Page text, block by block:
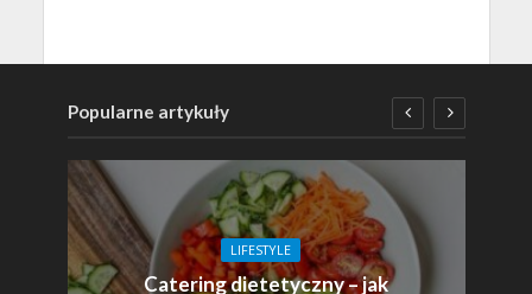
Popularne artykuły
LIFESTYLE
Catering dietetyczny – jak